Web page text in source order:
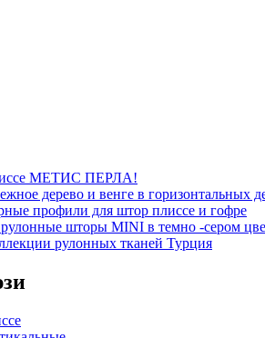
МЕТИС ПЕРЛА!
дерево и венге в горизонтальных
профили для штор плиссе и гофре
шторы MINI в темно -сером
рулонных тканей Турция